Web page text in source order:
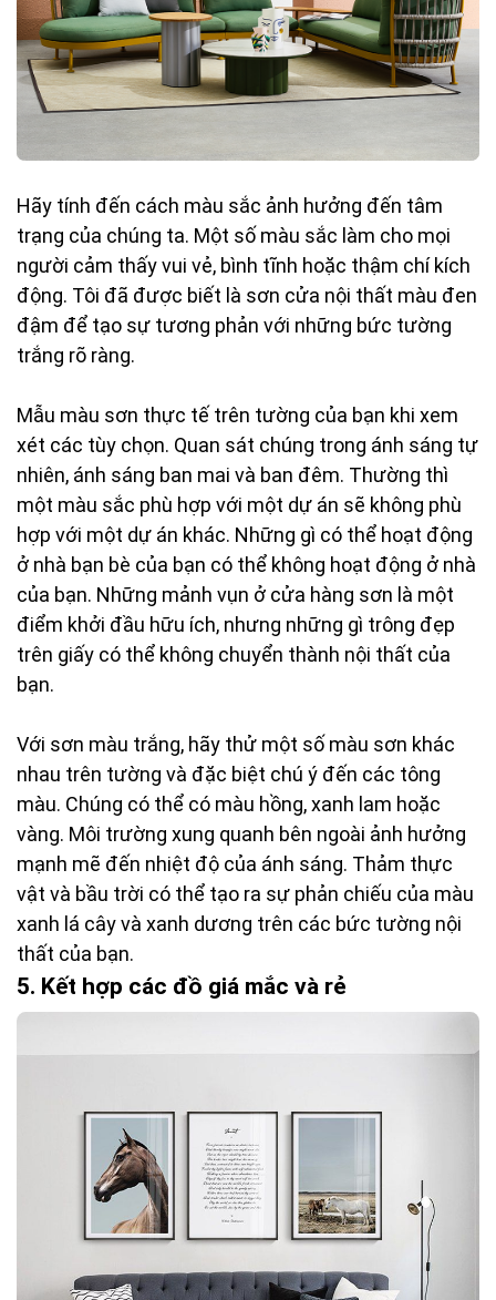
Hãy tính đến cách màu sắc ảnh hưởng đến tâm
trạng của chúng ta. Một số màu sắc làm cho mọi
người cảm thấy vui vẻ, bình tĩnh hoặc thậm chí kích
động. Tôi đã được biết là sơn cửa nội thất màu đen
đậm để tạo sự tương phản với những bức tường
trắng rõ ràng.
Mẫu màu sơn thực tế trên tường của bạn khi xem
xét các tùy chọn. Quan sát chúng trong ánh sáng tự
nhiên, ánh sáng ban mai và ban đêm. Thường thì
một màu sắc phù hợp với một dự án sẽ không phù
hợp với một dự án khác. Những gì có thể hoạt động
ở nhà bạn bè của bạn có thể không hoạt động ở nhà
của bạn. Những mảnh vụn ở cửa hàng sơn là một
điểm khởi đầu hữu ích, nhưng những gì trông đẹp
trên giấy có thể không chuyển thành nội thất của
bạn.
Với sơn màu trắng, hãy thử một số màu sơn khác
nhau trên tường và đặc biệt chú ý đến các tông
màu. Chúng có thể có màu hồng, xanh lam hoặc
vàng. Môi trường xung quanh bên ngoài ảnh hưởng
mạnh mẽ đến nhiệt độ của ánh sáng. Thảm thực
vật và bầu trời có thể tạo ra sự phản chiếu của màu
xanh lá cây và xanh dương trên các bức tường nội
thất của bạn.
5. Kết hợp các đồ giá mắc và rẻ